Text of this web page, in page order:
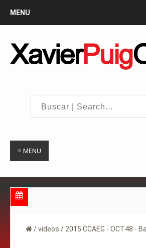
MENU
≡ MENU
/videos / 2015 CCAEG - OCT48 -